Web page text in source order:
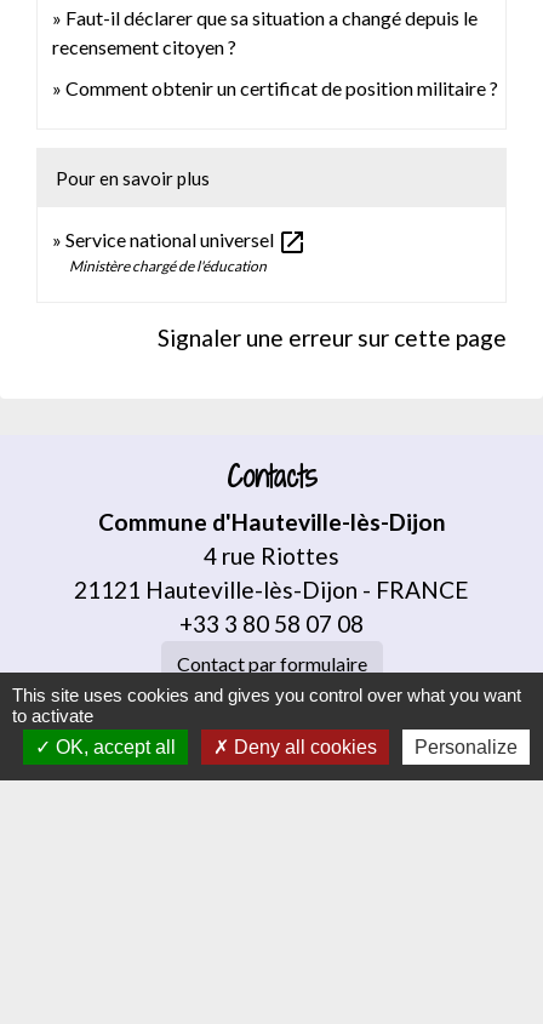
Faut-il déclarer que sa situation a changé depuis le
recensement citoyen ?
Comment obtenir un certificat de position militaire ?
Pour en savoir plus
Service national universel open_in_new
Ministère chargé de l'éducation
Signaler une erreur sur cette page
Contacts
Commune d'Hauteville-lès-Dijon
4 rue Riottes
21121 Hauteville-lès-Dijon - FRANCE
+33 3 80 58 07 08
Contact par formulaire
Liens
This site uses cookies and gives you control over what you want
to activate
OK, accept all
Deny all cookies Personalize